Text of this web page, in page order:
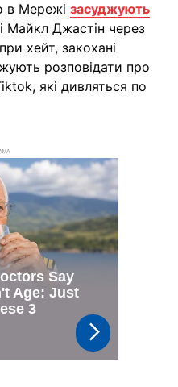
в Мережі засуджують
і Майкл Джастін через
хейт, закохані
розповідати про
які дивляться по